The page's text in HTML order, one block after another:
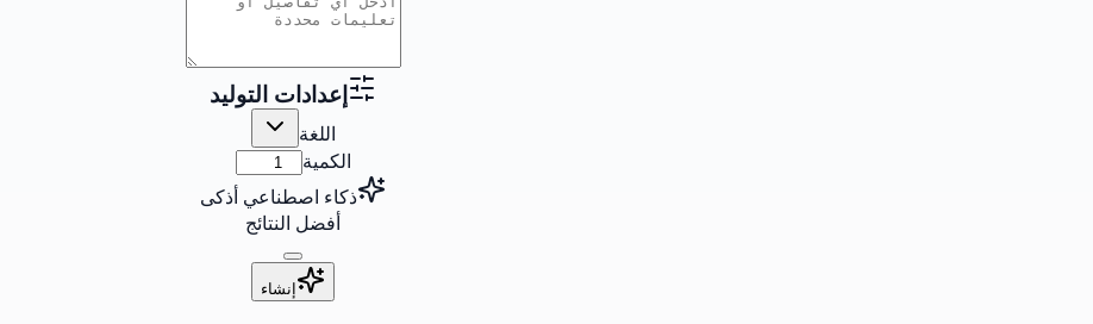
إعدادات التوليد
اللغة
الكمية
ذكاء اصطناعي أذكى
أفضل النتائج
إنشاء